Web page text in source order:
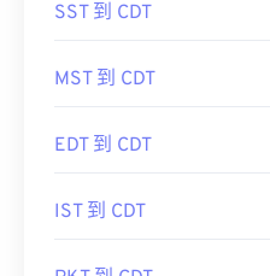
SST 到 CDT
MST 到 CDT
EDT 到 CDT
IST 到 CDT